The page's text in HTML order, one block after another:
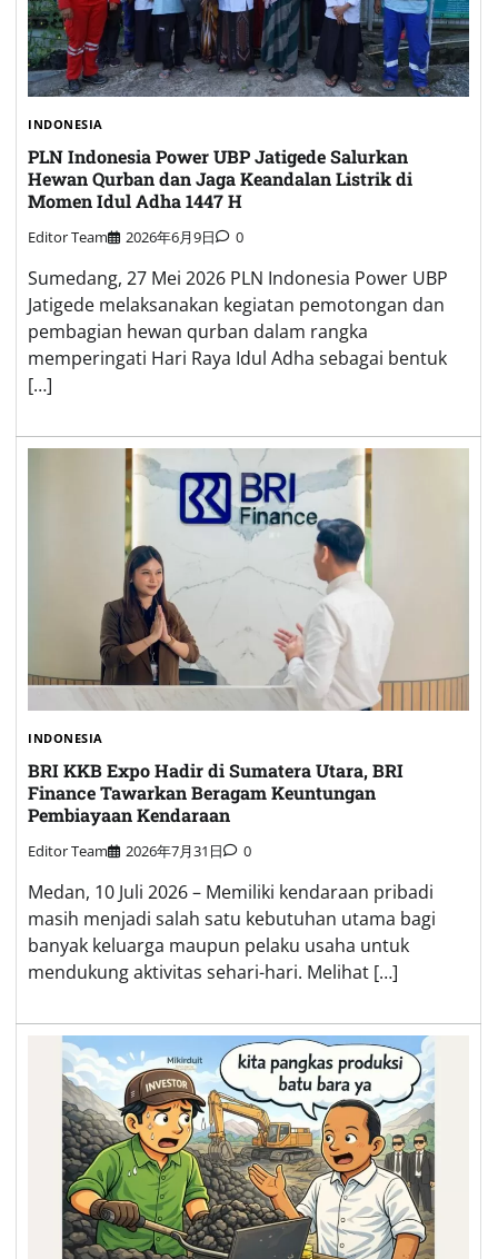
INDONESIA
PLN Indonesia Power UBP Jatigede Salurkan
Hewan Qurban dan Jaga Keandalan Listrik di
Momen Idul Adha 1447 H
Editor Team 2026年6月9日 0
Sumedang, 27 Mei 2026 PLN Indonesia Power UBP
Jatigede melaksanakan kegiatan pemotongan dan
pembagian hewan qurban dalam rangka
memperingati Hari Raya Idul Adha sebagai bentuk
[…]
INDONESIA
BRI KKB Expo Hadir di Sumatera Utara, BRI
Finance Tawarkan Beragam Keuntungan
Pembiayaan Kendaraan
Editor Team 2026年7月31日 0
Medan, 10 Juli 2026 – Memiliki kendaraan pribadi
masih menjadi salah satu kebutuhan utama bagi
banyak keluarga maupun pelaku usaha untuk
mendukung aktivitas sehari-hari. Melihat […]